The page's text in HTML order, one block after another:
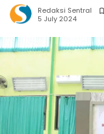
Redaksi Sentral
5 July 2024